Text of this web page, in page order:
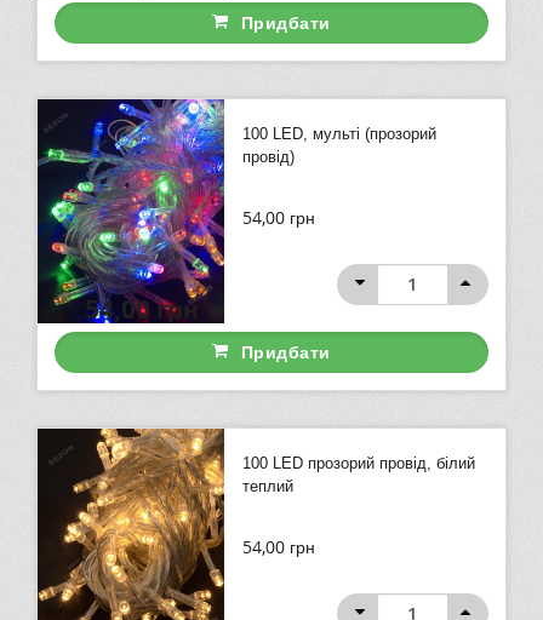
Придбати
100 LED, мульті (прозорий
провід)
54,00 грн
54,00грн
Придбати
100 LED прозорий провід, білий
теплий
54,00 грн